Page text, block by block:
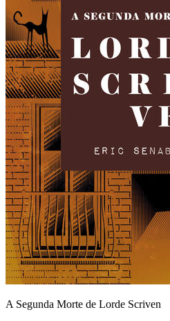
A Segunda Morte de Lorde Scriven